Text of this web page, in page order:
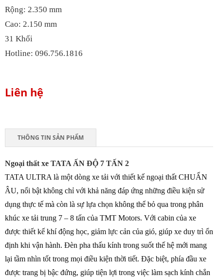
Rộng: 2.350 mm
Cao: 2.150 mm
31 Khối
Hotline: 096.756.1816
Liên hệ
THÔNG TIN SẢN PHẨM
Ngoại thất xe TATA ẤN ĐỘ 7 TẤN 2
TATA ULTRA là một dòng xe tải với thiết kế ngoại thất CHUẨN
ÂU, nổi bật không chỉ với khả năng đáp ứng những điều kiện sử
dụng thực tế mà còn là sự lựa chọn không thể bỏ qua trong phân
khúc xe tải trung 7 – 8 tấn của TMT Motors. Với cabin của xe
được thiết kế khí động học, giảm lực cản của gió, giúp xe duy trì ổn
định khi vận hành. Đèn pha thấu kính trong suốt thế hệ mới mang
lại tầm nhìn tốt trong mọi điều kiện thời tiết. Đặc biệt, phía đầu xe
được trang bị bậc đứng, giúp tiện lợi trong việc làm sạch kính chắn